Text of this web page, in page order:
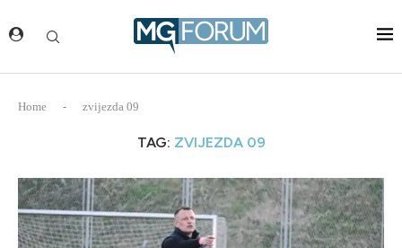
Home - zvijezda 09
TAG: ZVIJEZDA 09